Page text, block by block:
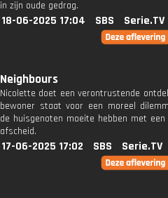
in zijn oude gedrag.
18-06-2025 17:04 SBS Serie.TV
Neighbours
Nicolette doet een verontrustende
bewoner staat voor een moreel
de huisgenoten moeite hebben met een
afscheid.
17-06-2025 17:02 SBS Serie.TV